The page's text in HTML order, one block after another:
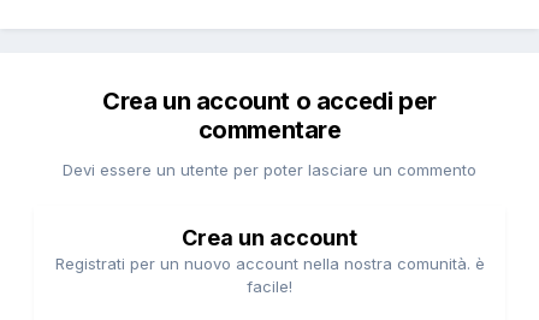
Crea un account o accedi per
commentare
Devi essere un utente per poter lasciare un commento
Crea un account
Registrati per un nuovo account nella nostra comunità. è
facile!